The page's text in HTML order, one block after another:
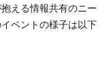
える情報共有のニー
ベントの様子は以下